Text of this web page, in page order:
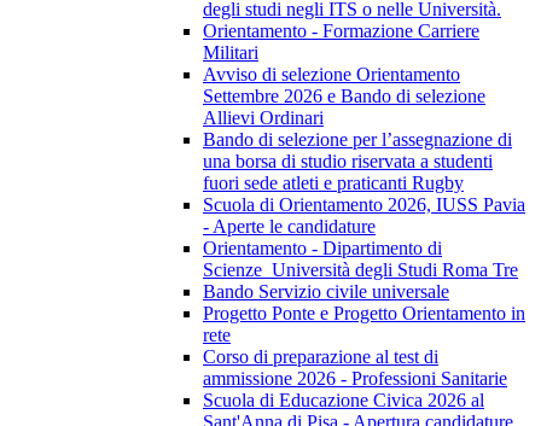
degli studi negli ITS o nelle Università.
Orientamento - Formazione Carriere
Militari
Avviso di selezione Orientamento
Settembre 2026 e Bando di selezione
Allievi Ordinari
Bando di selezione per l’assegnazione di
una borsa di studio riservata a studenti
fuori sede atleti e praticanti Rugby
Scuola di Orientamento 2026, IUSS Pavia
- Aperte le candidature
Orientamento - Dipartimento di
Scienze_Università degli Studi Roma Tre
Bando Servizio civile universale
Progetto Ponte e Progetto Orientamento in
rete
Corso di preparazione al test di
ammissione 2026 - Professioni Sanitarie
Scuola di Educazione Civica 2026 al